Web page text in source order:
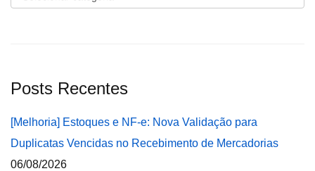
Posts Recentes
[Melhoria] Estoques e NF-e: Nova Validação para
Duplicatas Vencidas no Recebimento de Mercadorias
06/08/2026